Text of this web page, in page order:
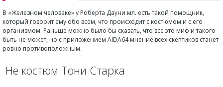
В «Железном человеке» у Роберта Дауни мл. есть такой помощник,
который говорит ему обо всем, что происходит с костюмом и с его
организмом. Раньше можно было бы сказать, что все это миф и такого
быть не может, но с приложением AIDA64 мнение всех скептиков станет
ровно противоположным.
Не костюм Тони Старка